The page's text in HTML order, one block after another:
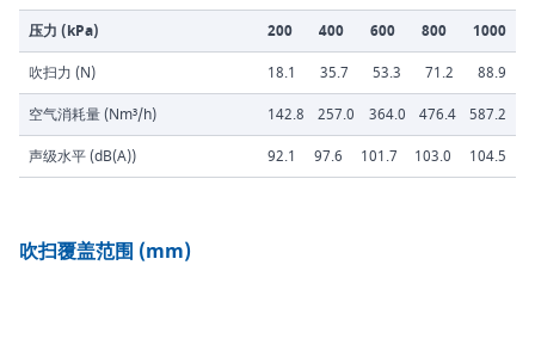
压力 (kPa) 200 400 600 800
1000
吹扫力 (N)
18.1 35.7 53.3 71.2
88.9
空气消耗量 (Nm³/h)
142.8 257.0 364.0 476.4
587.2
声级水平 (dB(A))
92.1 97.6 101.7 103.0 104.5
吹扫覆盖范围 (mm)